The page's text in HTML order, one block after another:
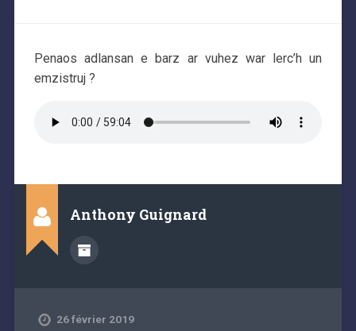
Penaos adlansan e barz ar vuhez war lerc’h un
emzistruj ?
Anthony Guignard
26 février 2019